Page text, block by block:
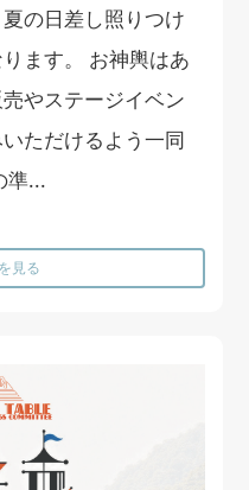
の日差し照りつけ
ます。 お神輿はあ
やステージイベン
ただけるよう一同
準...
見る